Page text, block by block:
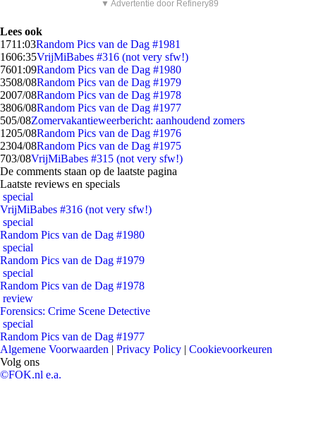
▼ Advertentie door Refinery89
Lees ook
1711:03Random Pics van de Dag #1981
1606:35VrijMiBabes #316 (not very sfw!)
7601:09Random Pics van de Dag #1980
3508/08Random Pics van de Dag #1979
2007/08Random Pics van de Dag #1978
3806/08Random Pics van de Dag #1977
505/08Zomervakantieweerbericht: aanhoudend zomers
1205/08Random Pics van de Dag #1976
2304/08Random Pics van de Dag #1975
703/08VrijMiBabes #315 (not very sfw!)
De comments staan op de laatste pagina
Laatste reviews en specials
special
VrijMiBabes #316 (not very sfw!)
special
Random Pics van de Dag #1980
special
Random Pics van de Dag #1979
special
Random Pics van de Dag #1978
review
Forensics: Crime Scene Detective
special
Random Pics van de Dag #1977
Algemene Voorwaarden | Privacy Policy | Cookievoorkeuren
Volg ons
©FOK.nl e.a.